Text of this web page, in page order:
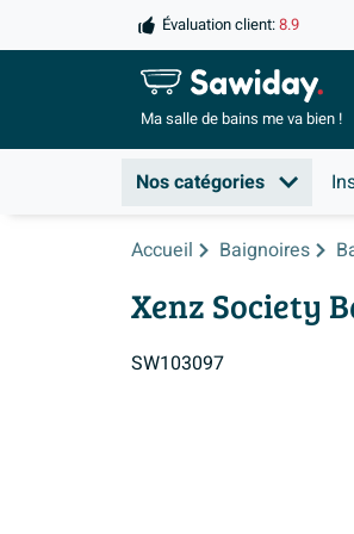
Évaluation client:8.9
Ma salle debains me va bien !
Nos catégories
Accueil Baignoires
Xenz Society
SW103097